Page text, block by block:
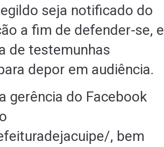
seja notificado do
a fim de defender-se, e
de testemunhas
depor em audiência.
gerência do Facebook
/, bem